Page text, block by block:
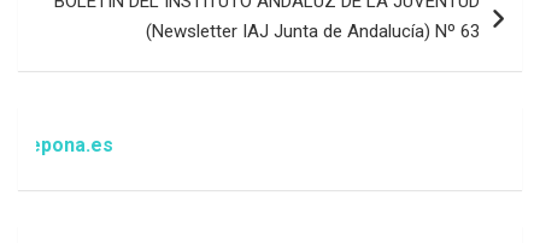
(Newsletter IAJ Junta de Andalucía) Nº 63